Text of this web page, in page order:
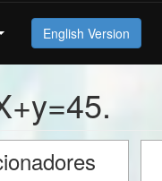
English Version